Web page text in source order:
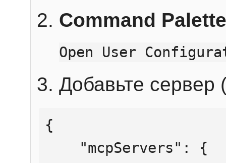
Command Palette
Open User
Добавьте сервер
{